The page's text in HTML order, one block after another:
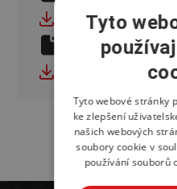
STÁHNOUT
5. Bazény, sauny &
English version
Tyto
Tyto webové stránky
ke zlepšení
našich webových
soubory cookie v
používání souborů